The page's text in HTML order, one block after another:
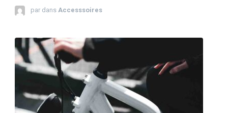
par dans Accesssoires